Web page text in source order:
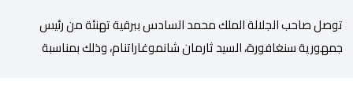
توصل صاحب الجلالة الملك محمد السادس ببرقية تهنئة من رئيس
جمهورية سنغافورة، السيد ثارمان شانموغاراتنام، وذلك بمناسبة